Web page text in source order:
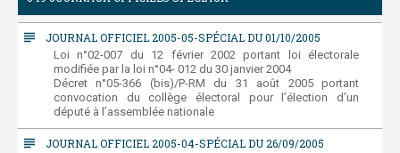
subject JOURNAL OFFICIEL 2005-05-SPÉCIAL DU 01/10/2005
Loi n°02-007 du 12 février 2002 portant loi électorale
modifiée par la loi n°04- 012 du 30 janvier 2004
Décret n°05-366 (bis)/P-RM du 31 août 2005 portant
convocation du collège électoral pour l’élection d’un
député à l’assemblée nationale
subject JOURNAL OFFICIEL 2005-04-SPÉCIAL DU 26/09/2005